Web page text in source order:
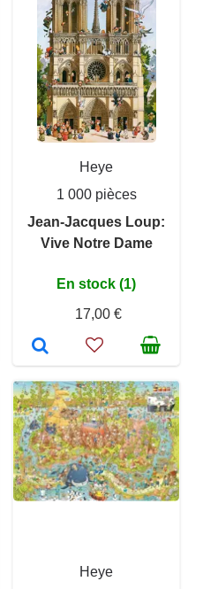
Heye
1 000 pièces
Jean-Jacques Loup:
Vive Notre Dame
En stock (1)
17,00 €
Heye